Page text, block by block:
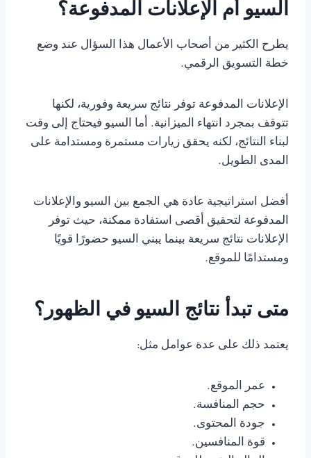
السيو أم الإعلانات المدفوعة؟
يطرح الكثير من أصحاب الأعمال هذا السؤال عند وضع
خطة التسويق الرقمي.
الإعلانات المدفوعة توفر نتائج سريعة وفورية، لكنها
تتوقف بمجرد انتهاء الميزانية. أما السيو فيحتاج إلى وقت
لبناء النتائج، لكنه يحقق زيارات مستمرة ومستدامة على
المدى الطويل.
أفضل استراتيجية عادة هي الجمع بين السيو والإعلانات
المدفوعة لتحقيق أقصى استفادة ممكنة، حيث توفر
الإعلانات نتائج سريعة بينما يبني السيو حضورًا قويًا
ومستدامًا للموقع.
متى تبدأ نتائج السيو في الظهور؟
يعتمد ذلك على عدة عوامل مثل:
عمر الموقع.
حجم المنافسة.
جودة المحتوى.
قوة المنافسين.